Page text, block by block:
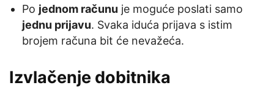
Po jednom računu je moguće poslati samo
jednu prijavu. Svaka iduća prijava s istim
brojem računa bit će nevažeća.
Izvlačenje dobitnika